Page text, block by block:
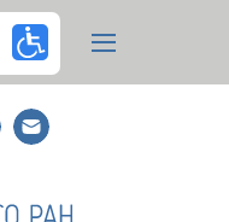
E-
mail
подписка